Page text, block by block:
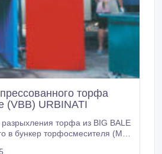
торфа
(VBB) URBINATI
торфа из BIG BALE
в бункер торфосмесителя (MC